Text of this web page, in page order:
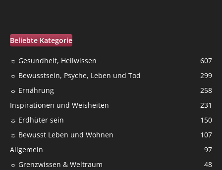
Beliebte Kategorie
☼ Gesundheit, Heilwissen
607
☼ Bewusstsein, Psyche, Leben und Tod
299
☼ Ernährung
258
Inspirationen und Weisheiten
231
☼ Erdhüter sein
150
☼ Bewusst Leben und Wohnen
107
Allgemein
97
☼ Grenzwissen & Weltraum
48